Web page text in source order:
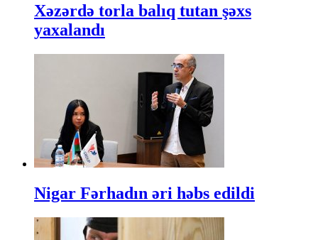
Xəzərdə torla balıq tutan şəxs
yaxalandı
Nigar Fərhadın əri həbs edildi